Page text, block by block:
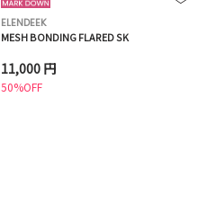
ELENDEEK
MESH BONDING FLARED SK
11,000 円
50%OFF